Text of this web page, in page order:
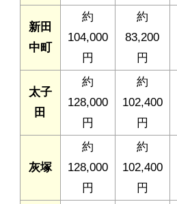
新田
中町
約
104,000
円
約
83,200
円
太子
田
約
128,000
円
約
102,400
円
灰塚
約
128,000
円
約
102,400
円